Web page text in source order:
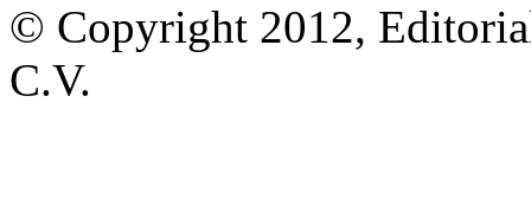
© Copyright 2012,
C.V.